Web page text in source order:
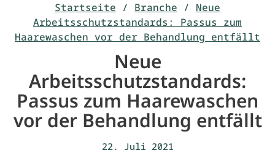
Startseite / Branche / Neue
Arbeitsschutzstandards: Passus zum
Haarewaschen vor der Behandlung entfällt
Neue
Arbeitsschutzstandards:
Passus zum Haarewaschen
vor der Behandlung entfällt
22. Juli 2021